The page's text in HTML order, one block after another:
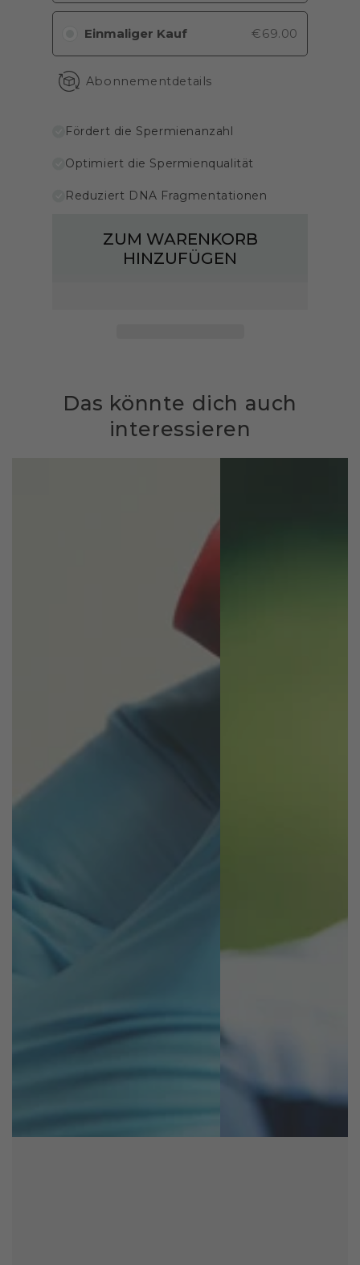
Einmaliger Kauf €69.00
Abonnementdetails
Fördert die Spermienanzahl
Optimiert die Spermienqualität
Reduziert DNA Fragmentationen
ZUM WARENKORB
HINZUFÜGEN
Das könnte dich auch
interessieren